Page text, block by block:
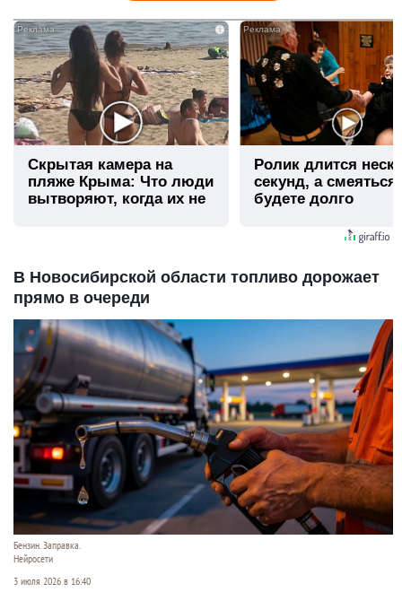
i
Скрытая камера на
пляже Крыма: Что люди
вытворяют, когда их не
Ролик длится
секунд, а
будете долго
В Новосибирской области топливо дорожает
прямо в очереди
Бензин. Заправка.
Нейросети
3 июля 2026 в 16:40